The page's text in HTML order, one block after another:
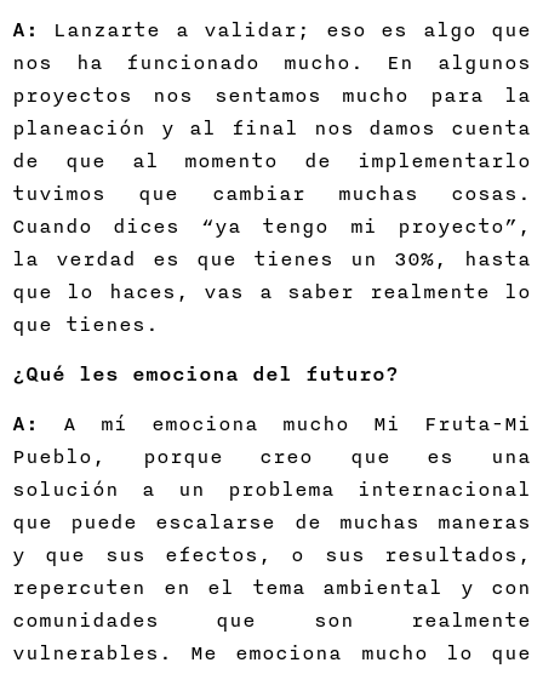
A:
Lanzarte a validar; eso es algo que
nos ha funcionado mucho. En algunos
proyectos nos sentamos mucho para la
planeación y al final nos damos cuenta
de que al momento de implementarlo
tuvimos que cambiar muchas cosas.
Cuando dices “ya tengo mi proyecto”,
la verdad es que tienes un 30%, hasta
que lo haces, vas a saber realmente lo
que tienes.
¿Qué les emociona del futuro?
A:
A mí emociona mucho Mi Fruta-Mi
Pueblo, porque creo que es una
solución a un problema internacional
que puede escalarse de muchas maneras
y que sus efectos, o sus resultados,
repercuten en el tema ambiental y con
comunidades que son realmente
vulnerables. Me emociona mucho lo que